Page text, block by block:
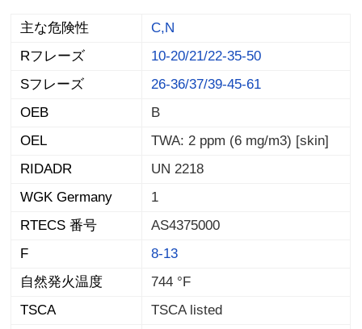
主な危険性
C,N
Rフレーズ
10-20/21/22-35-50
Sフレーズ
26-36/37/39-45-61
OEB
B
OEL
TWA: 2 ppm (6 mg/m3) [skin]
RIDADR
UN 2218
WGK Germany
1
RTECS 番号
AS4375000
F
8-13
自然発火温度
744 °F
TSCA
TSCA listed